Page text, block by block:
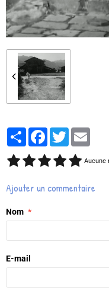
PartagerFacebook
Twitter
Aucune
Ajouter un commentaire
Nom
E-mail